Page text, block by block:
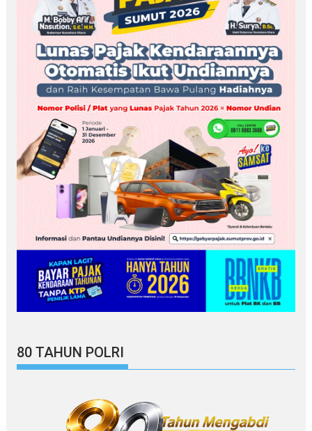
80 TAHUN POLRI